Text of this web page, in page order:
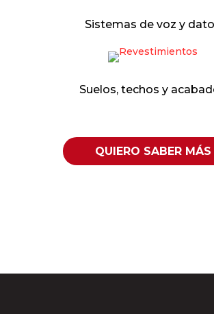
Sistemas de voz y
Suelos, techos y
QUIERO SABER MÁS